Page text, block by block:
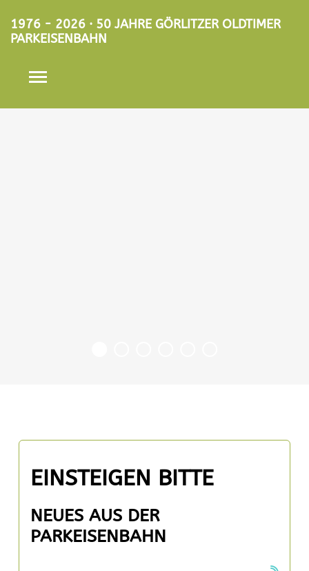
1976 - 2026 · 50 JAHRE GÖRLITZER OLDTIMER
PARKEISENBAHN
EINSTEIGEN BITTE
NEUES AUS DER
PARKEISENBAHN